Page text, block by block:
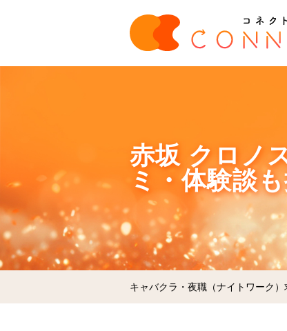
赤坂 クロノ
ミ・体験談
キャバクラ・夜職（ナイトワーク）